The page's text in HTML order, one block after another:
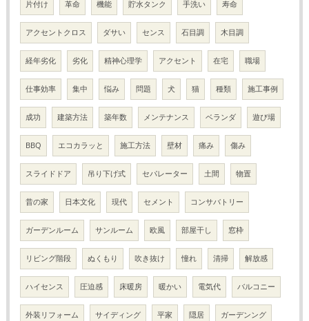
片付け 革命 機能 貯水タンク 手洗い 寿命
アクセントクロス ダサい センス 石目調 木目調
経年劣化 劣化 精神心理学 アクセント 在宅 職場
仕事効率 集中 悩み 問題 犬 猫 種類 施工事例
成功 建築方法 築年数 メンテナンス ベランダ 遊び場
BBQ エコカラッと 施工方法 壁材 痛み 傷み
スライドドア 吊り下げ式 セパレーター 土間 物置
昔の家 日本文化 現代 セメント コンサバトリー
ガーデンルーム サンルーム 欧風 部屋干し 窓枠
リビング階段 ぬくもり 吹き抜け 憧れ 清掃 解放感
ハイセンス 圧迫感 床暖房 暖かい 電気代 バルコニー
外装リフォーム サイディング 平家 隠居 ガーデンング